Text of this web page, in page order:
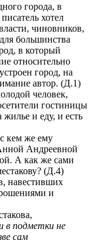
города, в
хотел
чиновников,
большинства
в который
относительно
город, на
автор. (Д.1)
человек,
гостиницы
и еду, и есть
кем же ему
Андреевной
А как же сами
(Д.4)
навестивших
и
в подметки не
сам